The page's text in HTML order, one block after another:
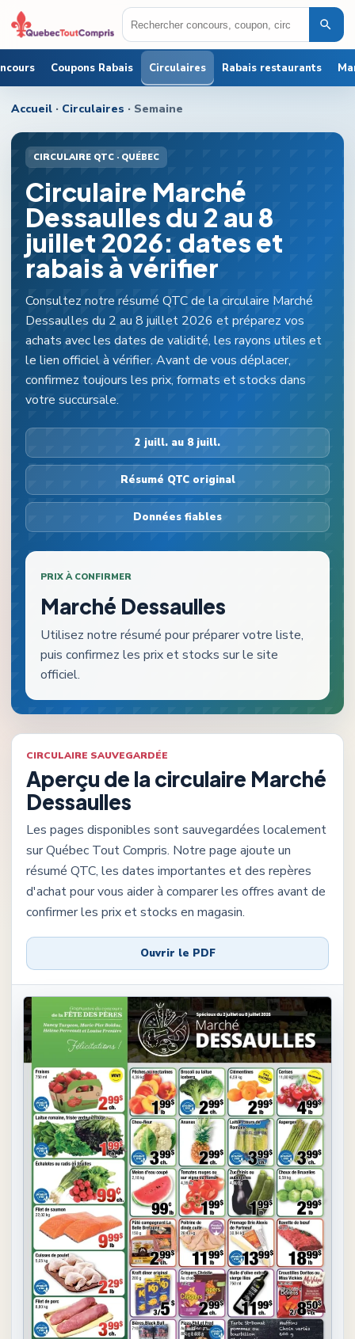
Coupons Rabais Circulaires Rabais restaurants
Accueil · Circulaires · Semaine
CIRCULAIRE QTC · QUÉBEC
Circulaire Marché
Dessaulles du 2 au 8
juillet 2026: dates et
rabais à vérifier
Consultez notre résumé QTC de la circulaire Marché
Dessaulles du 2 au 8 juillet 2026 et préparez vos
achats avec les dates de validité, les rayons utiles et
le lien officiel à vérifier. Avant de vous déplacer,
confirmez toujours les prix, formats et stocks dans
votre succursale.
2 juill. au 8 juill.
Résumé QTC original
Données fiables
PRIX À CONFIRMER
Marché Dessaulles
Utilisez notre résumé pour préparer votre liste,
puis confirmez les prix et stocks sur le site
officiel.
CIRCULAIRE SAUVEGARDÉE
Aperçu de la circulaire Marché
Dessaulles
Les pages disponibles sont sauvegardées localement
sur Québec Tout Compris. Notre page ajoute un
résumé QTC, les dates importantes et des repères
d'achat pour vous aider à comparer les offres avant de
confirmer les prix et stocks en magasin.
Ouvrir le PDF